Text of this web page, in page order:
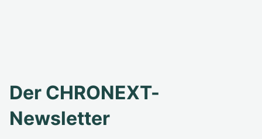
Der CHRONEXT-
Newsletter